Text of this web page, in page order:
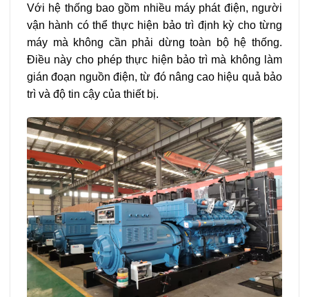
Với hệ thống bao gồm nhiều máy phát điện, người
vận hành có thể thực hiện bảo trì định kỳ cho từng
máy mà không cần phải dừng toàn bộ hệ thống.
Điều này cho phép thực hiện bảo trì mà không làm
gián đoạn nguồn điện, từ đó nâng cao hiệu quả bảo
trì và độ tin cậy của thiết bị.